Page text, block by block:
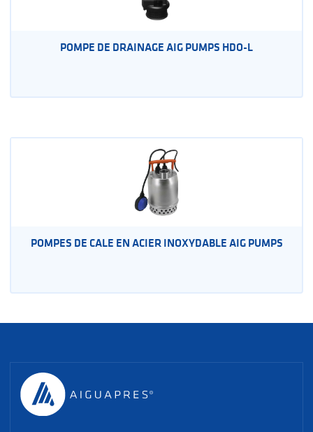
POMPE DE DRAINAGE AIG PUMPS HDO-L
POMPES DE CALE EN ACIER INOXYDABLE AIG PUMPS